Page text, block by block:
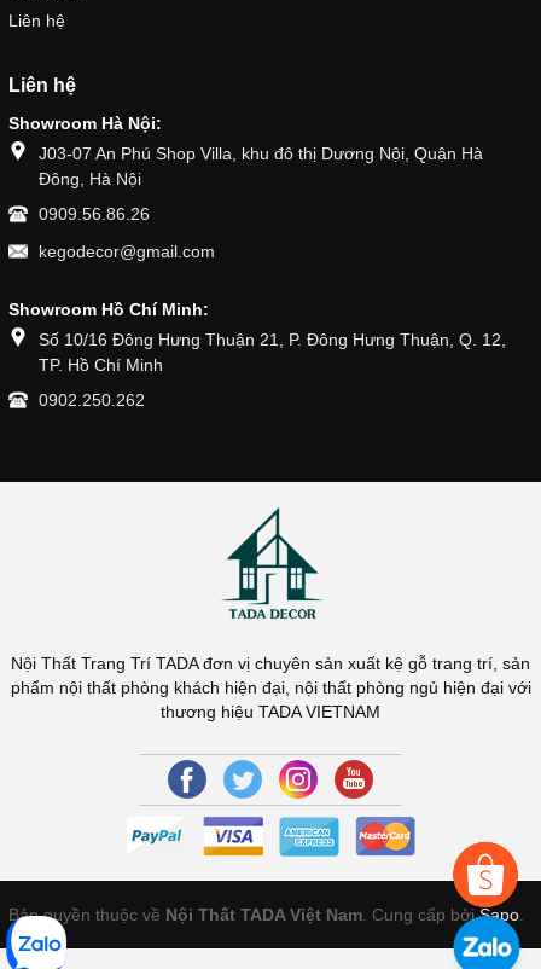
Liên hệ
Liên hệ
Showroom Hà Nội:
J03-07 An Phú Shop Villa, khu đô thị Dương Nội, Quận Hà
Đông, Hà Nội
0909.56.86.26
kegodecor@gmail.com
Showroom Hồ Chí Minh:
Số 10/16 Đông Hưng Thuận 21, P. Đông Hưng Thuận, Q. 12,
TP. Hồ Chí Minh
0902.250.262
Nội Thất Trang Trí TADA đơn vị chuyên sản xuất kệ gỗ trang trí, sản
phẩm nội thất phòng khách hiện đại, nội thất phòng ngủ hiện đại với
thương hiệu TADA VIETNAM
Bản quyền thuộc về Nội Thất TADA Việt Nam . Cung cấp bởiSapo